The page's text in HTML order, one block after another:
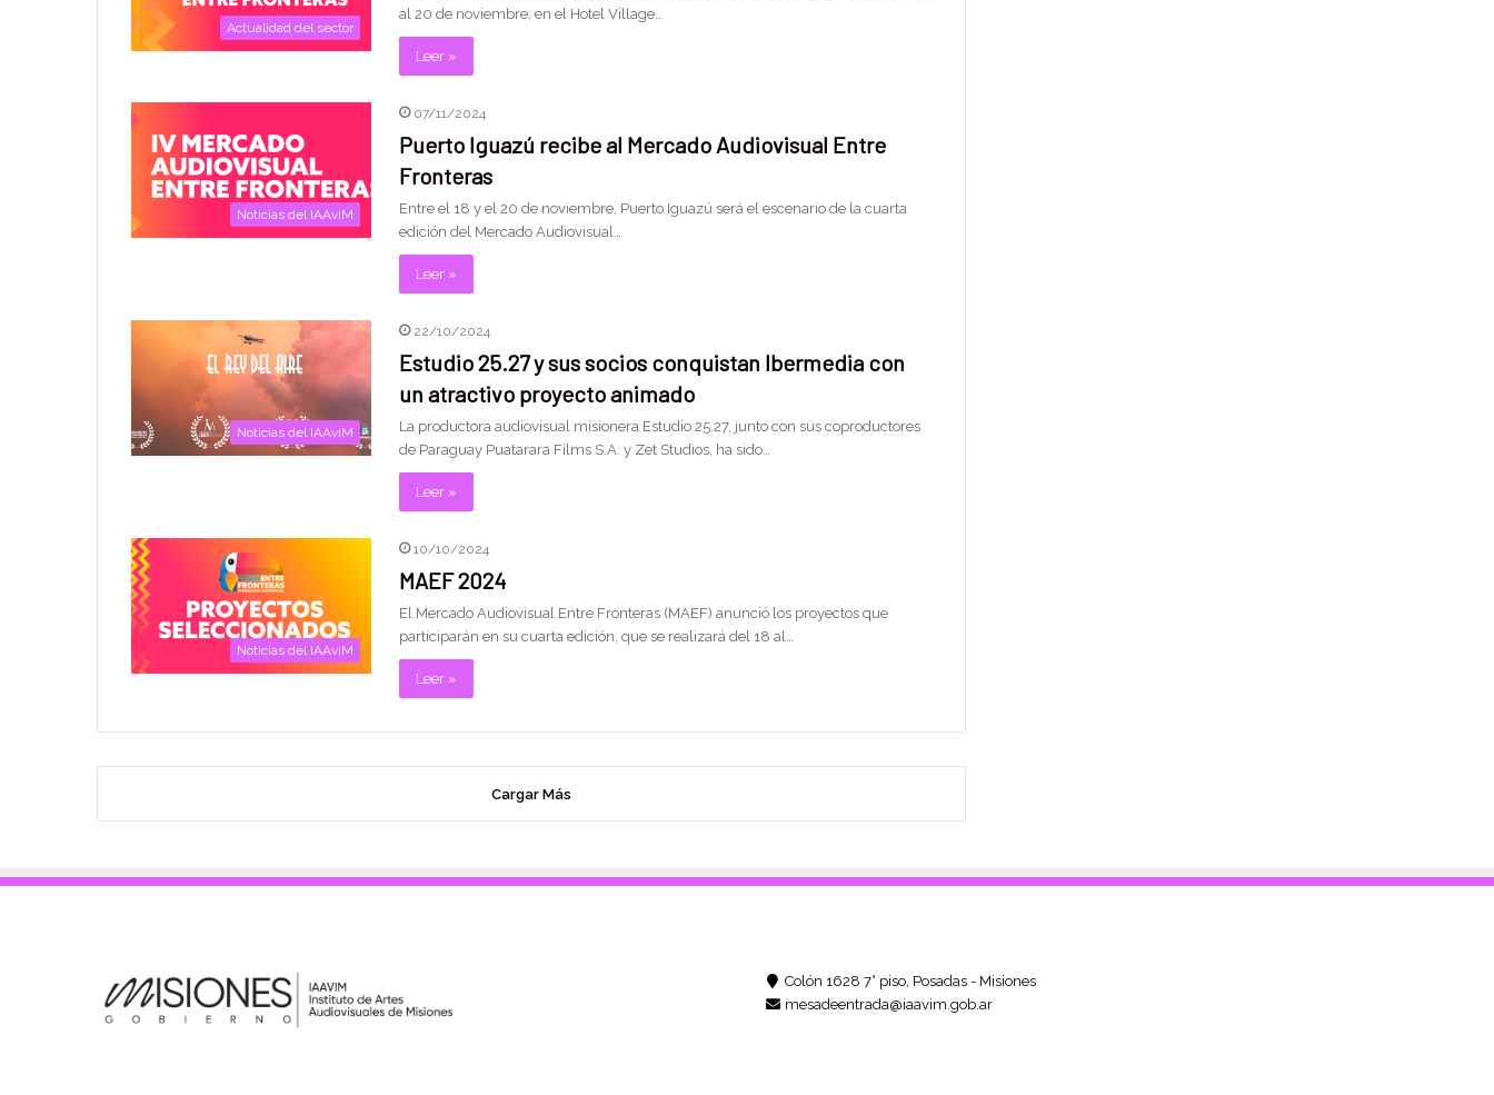
Actualidad del sector
al 20 de noviembre, en el Hotel Village…
Leer »
Noticias del IAAviM
07/11/2024
Puerto Iguazú recibe al Mercado Audiovisual Entre
Fronteras
Entre el 18 y el 20 de noviembre, Puerto Iguazú será el escenario de la cuarta
edición del Mercado Audiovisual…
Leer »
Noticias del IAAviM
22/10/2024
Estudio 25.27 y sus socios conquistan Ibermedia con
un atractivo proyecto animado
La productora audiovisual misionera Estudio 25.27, junto con sus coproductores
de Paraguay Puatarara Films S.A. y Zet Studios, ha sido…
Leer »
Noticias del IAAviM
10/10/2024
MAEF 2024
El Mercado Audiovisual Entre Fronteras (MAEF) anunció los proyectos que
participarán en su cuarta edición, que se realizará del 18 al…
Leer »
Cargar Más
Colón 1628 7° piso, Posadas - Misiones
mesadeentrada@iaavim.gob.ar